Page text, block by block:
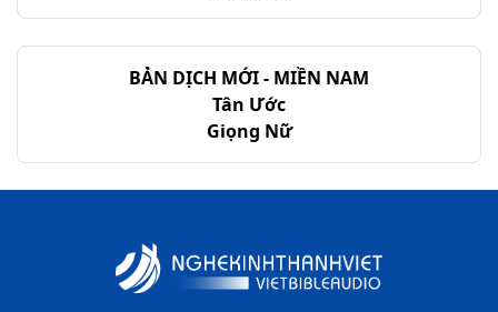
Thi-thiên - Chương 16
Thi-thiên - Chương 17
Thi-thiên - Chương 18
Thi-thiên - Chương 20
Thi-thiên - Chương 21
BẢN DỊCH MỚI - MIỀN NAM
Tân Ước
Giọng Nữ